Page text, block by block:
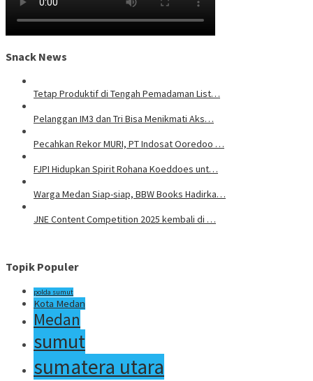
Snack News
Tetap Produktif di Tengah Pemadaman List…
Pelanggan IM3 dan Tri Bisa Menikmati Aks…
Pecahkan Rekor MURI, PT Indosat Ooredoo …
FJPI Hidupkan Spirit Rohana Koeddoes unt…
Warga Medan Siap-siap, BBW Books Hadirka…
JNE Content Competition 2025 kembali di …
Topik Populer
polda sumut
Kota Medan
Medan
sumut
sumatera utara